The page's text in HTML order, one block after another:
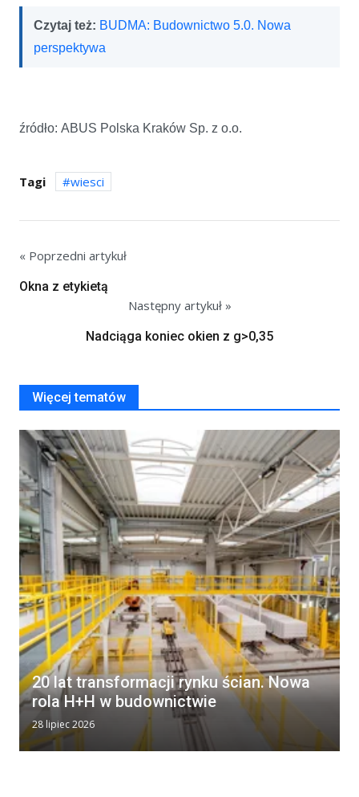
Czytaj też: BUDMA: Budownictwo 5.0. Nowa
perspektywa
źródło: ABUS Polska Kraków Sp. z o.o.
Tagi wiesci
« Poprzedni artykuł
Okna z etykietą
Następny artykuł »
Nadciąga koniec okien z g>0,35
Więcej tematów
20 lat transformacji rynku ścian. Nowa
rola H+H w budownictwie
28 lipiec 2026